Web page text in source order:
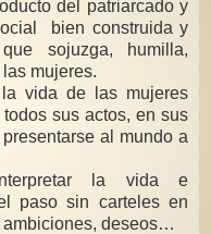
del patriarcado y
bien construida y
sojuzga, humilla,
mujeres.
vida de las mujeres
sus actos, en sus
al mundo a
la vida e
paso sin carteles en
ambiciones, deseos…